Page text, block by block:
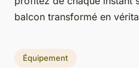
balcon transformé en
Équipement